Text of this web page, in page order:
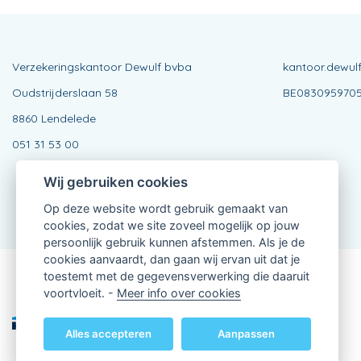
Verzekeringskantoor Dewulf bvba
Oudstrijderslaan 58
8860 Lendelede
051 31 53 00
Verbonden Agent, BE0830959705
van KBC Verzekeringen nv
Professor Roger Van Overstraetenplein 2
3000 Leuven - Belgie
BTW BE 0403.552.563 - RPR Leuven
Wij gebruiken cookies
Op deze website wordt gebruik gemaakt van
cookies, zodat we site zoveel mogelijk op jouw
persoonlijk gebruik kunnen afstemmen. Als je de
cookies aanvaardt, dan gaan wij ervan uit dat je
toestemt met de gegevensverwerking die daaruit
voortvloeit. - Meer info over cookies
Alles accepteren Aanpassen